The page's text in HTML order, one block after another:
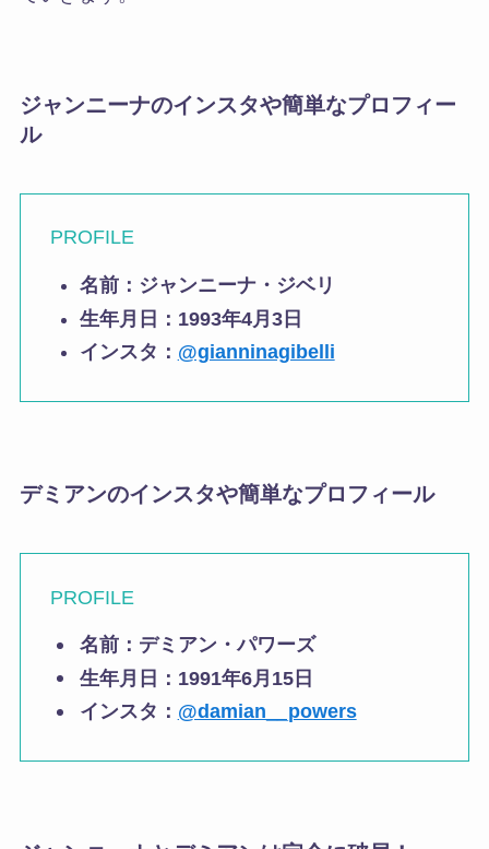
ジャンニーナのインスタや簡単なプロフィー
ル
PROFILE
名前：ジャンニーナ・ジベリ
生年月日：1993年4月3日
インスタ： @gianninagibelli
デミアンのインスタや簡単なプロフィール
PROFILE
名前：デミアン・パワーズ
生年月日：1991年6月15日
インスタ： @damian__powers